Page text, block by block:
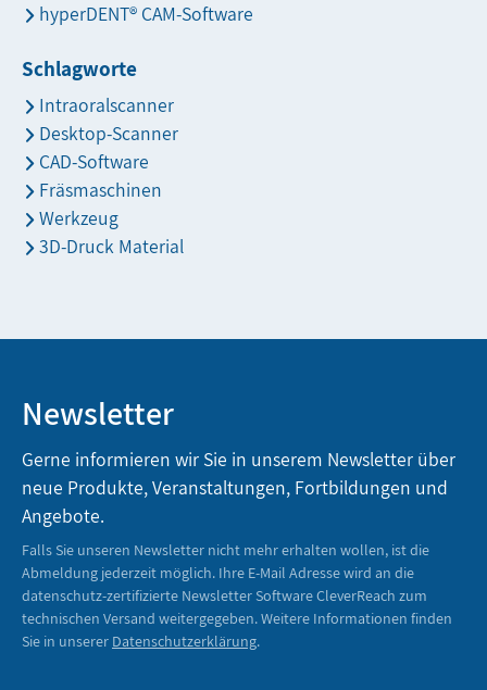
hyperDENT® CAM-Software
Schlagworte
Intraoralscanner
Desktop-Scanner
CAD-Software
Fräsmaschinen
Werkzeug
3D-Druck Material
Newsletter
Gerne informieren wir Sie in unserem Newsletter über
neue Produkte, Veranstaltungen, Fortbildungen und
Angebote.
Falls Sie unseren Newsletter nicht mehr erhalten wollen, ist die
Abmeldung jederzeit möglich. Ihre E-Mail Adresse wird an die
datenschutz-zertifizierte Newsletter Software CleverReach zum
technischen Versand weitergegeben. Weitere Informationen finden
Sie in unserer Datenschutzerklärung.